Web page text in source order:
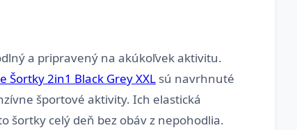
a pripravený na akúkoľvek aktivitu.
Šortky 2in1 Black Grey XXL sú navrhnuté
športové aktivity. Ich elastická
šortky celý deň bez obáv z nepohodlia.